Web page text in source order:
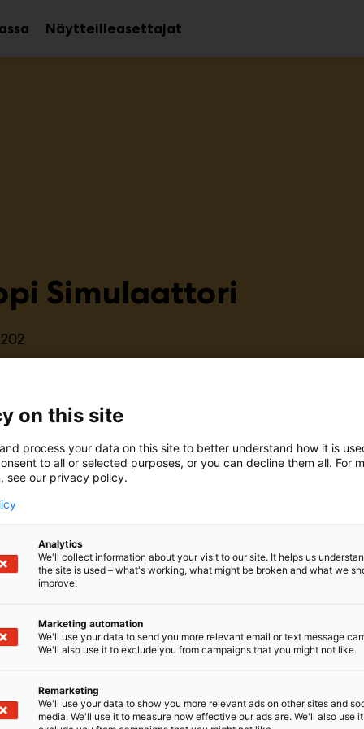
Avaa
alavalikko
NäytteilleasettajatAvaa
alavalikko
Simulaattori
kalastussimulaattori, jossa voit kokea kalastuksen
kahluusaappaita. Tärppi ei ole peli. Se on
kalastusvälineillä aidoissa tilanteissa. Jokainen
koukusta tuntuu vavassa juuri siltä, miltä se tuntuisi
on this site
process your data on this site to better understand how it is
to all or selected purposes, or you can decline them all. For
see our privacy policy.
Analytics
We'll collect information about your visit to our site. It helps us
the site is used – what's working, what might be broken and what we
improve.
Marketing automation
We'll use your data to send you more relevant email or text message
We'll also use it to exclude you from campaigns that you might not like.
Remarketing
We'll use your data to show you more relevant ads on other sites and
media. We'll use it to measure how effective our ads are. We'll also use